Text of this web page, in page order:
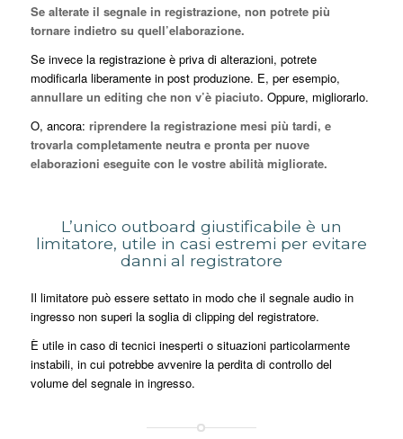
Se alterate il segnale in registrazione, non potrete più
tornare indietro su quell’elaborazione.
Se invece la registrazione è priva di alterazioni, potrete
modificarla liberamente in post produzione. E, per esempio,
annullare un editing che non v’è piaciuto. Oppure, migliorarlo.
O, ancora: riprendere la registrazione mesi più tardi, e
trovarla completamente neutra e pronta per nuove
elaborazioni eseguite con le vostre abilità migliorate.
L’unico outboard giustificabile è un
limitatore, utile in casi estremi per evitare
danni al registratore
Il limitatore può essere settato in modo che il segnale audio in
ingresso non superi la soglia di clipping del registratore.
È utile in caso di tecnici inesperti o situazioni particolarmente
instabili, in cui potrebbe avvenire la perdita di controllo del
volume del segnale in ingresso.